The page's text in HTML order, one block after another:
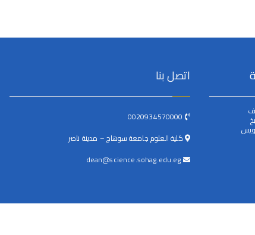
اتصل بنا
كلية العلوم جامعة سوهاج – مدينة ناصر